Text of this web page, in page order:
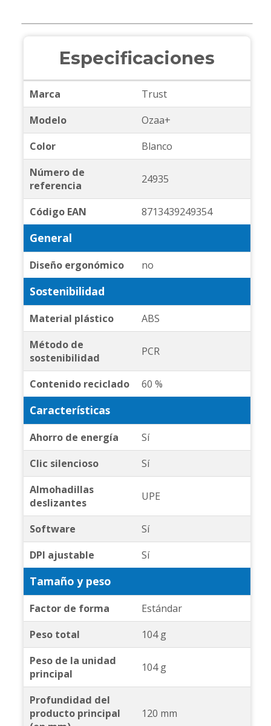
Especificaciones
Marca
Trust
Modelo
Ozaa+
Color
Blanco
Número de
referencia
24935
Código EAN 8713439249354
General
Diseño ergonómico no
Sostenibilidad
Material plástico
ABS
Método de
sostenibilidad
PCR
Contenido reciclado 60 %
Características
Ahorro de energía
Sí
Clic silencioso
Sí
Almohadillas
deslizantes
UPE
Software
Sí
DPI ajustable
Sí
Tamaño y peso
Factor de forma
Estándar
Peso total
104 g
Peso de la unidad
principal
104 g
Profundidad del
producto principal
120 mm